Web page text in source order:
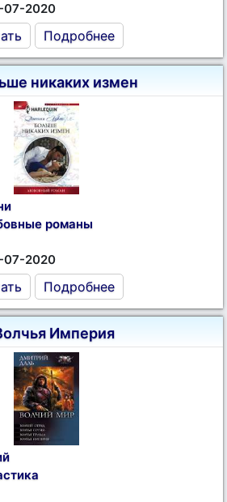
07-2020
Подробнее
никаких измен
романы
07-2020
Подробнее
Империя